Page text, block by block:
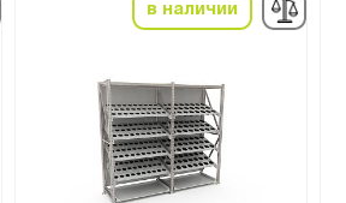
в наличии